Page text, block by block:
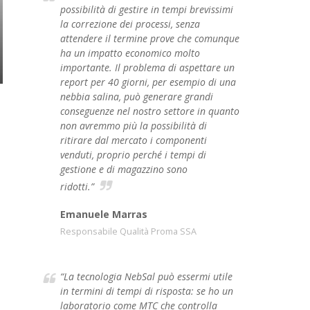
possibilità di gestire in tempi brevissimi
la correzione dei processi, senza
attendere il termine prove che comunque
ha un impatto economico molto
importante. Il problema di aspettare un
report per 40 giorni, per esempio di una
nebbia salina, può generare grandi
conseguenze nel nostro settore in quanto
non avremmo più la possibilità di
ritirare dal mercato i componenti
venduti, proprio perché i tempi di
gestione e di magazzino sono
ridotti.”
Emanuele Marras
Responsabile Qualità Proma SSA
“La tecnologia NebSal può essermi utile
in termini di tempi di risposta: se ho un
laboratorio come MTC che controlla